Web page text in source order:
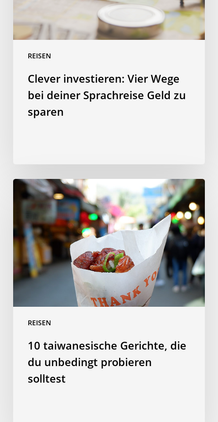
REISEN
sparen
Clever investieren: Vier Wege
bei deiner Sprachreise Geld zu
sparen
REISEN
taiwanesische
Gerichte,
du
unbedingt
probieren
solltest
10 taiwanesische Gerichte, die
du unbedingt probieren
solltest